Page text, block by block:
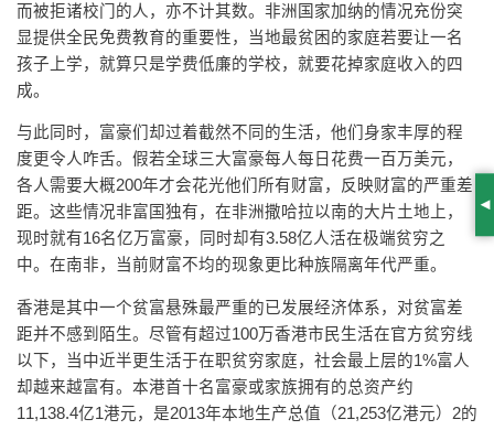
而被拒诸校门的人，亦不计其数。非洲国家加纳的情况充份突
显提供全民免费教育的重要性，当地最贫困的家庭若要让一名
孩子上学，就算只是学费低廉的学校，就要花掉家庭收入的四
成。
与此同时，富豪们却过着截然不同的生活，他们身家丰厚的程
度更令人咋舌。假若全球三大富豪每人每日花费一百万美元，
各人需要大概200年才会花光他们所有财富，反映财富的严重差
距。这些情况非富国独有，在非洲撒哈拉以南的大片土地上，
现时就有16名亿万富豪，同时却有3.58亿人活在极端贫穷之
中。在南非，当前财富不均的现象更比种族隔离年代严重。
香港是其中一个贫富悬殊最严重的已发展经济体系，对贫富差
距并不感到陌生。尽管有超过100万香港市民生活在官方贫穷线
以下，当中近半更生活于在职贫穷家庭，社会最上层的1%富人
却越来越富有。本港首十名富豪或家族拥有的总资产约
11,138.4亿1港元，是2013年本地生产总值（21,253亿港元）2的